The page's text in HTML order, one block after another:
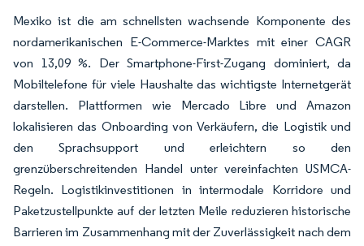
Mexiko ist die am schnellsten wachsende Komponente des
nordamerikanischen E-Commerce-Marktes mit einer CAGR
von 13,09 %. Der Smartphone-First-Zugang dominiert, da
Mobiltelefone für viele Haushalte das wichtigste Internetgerät
darstellen. Plattformen wie Mercado Libre und Amazon
lokalisieren das Onboarding von Verkäufern, die Logistik und
den Sprachsupport und erleichtern so den
grenzüberschreitenden Handel unter vereinfachten USMCA-
Regeln. Logistikinvestitionen in intermodale Korridore und
Paketzustellpunkte auf der letzten Meile reduzieren historische
Barrieren im Zusammenhang mit der Zuverlässigkeit nach dem